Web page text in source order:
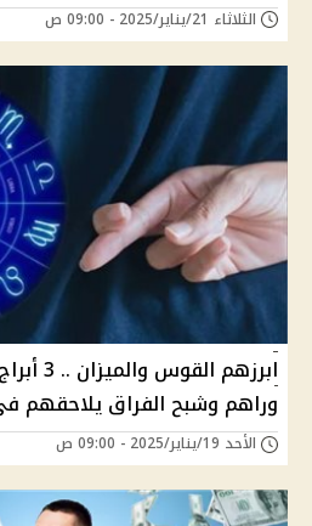
الثلاثاء 21/يناير/2025 - 09:00 ص
ابرزهم
وراهم وشبح الفراق يلاحقهم
الأحد 19/يناير/2025 - 09:00 ص